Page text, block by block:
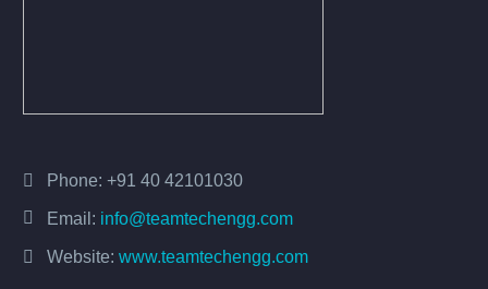
Phone: +91 40 42101030
Email: info@teamtechengg.com
Website: www.teamtechengg.com